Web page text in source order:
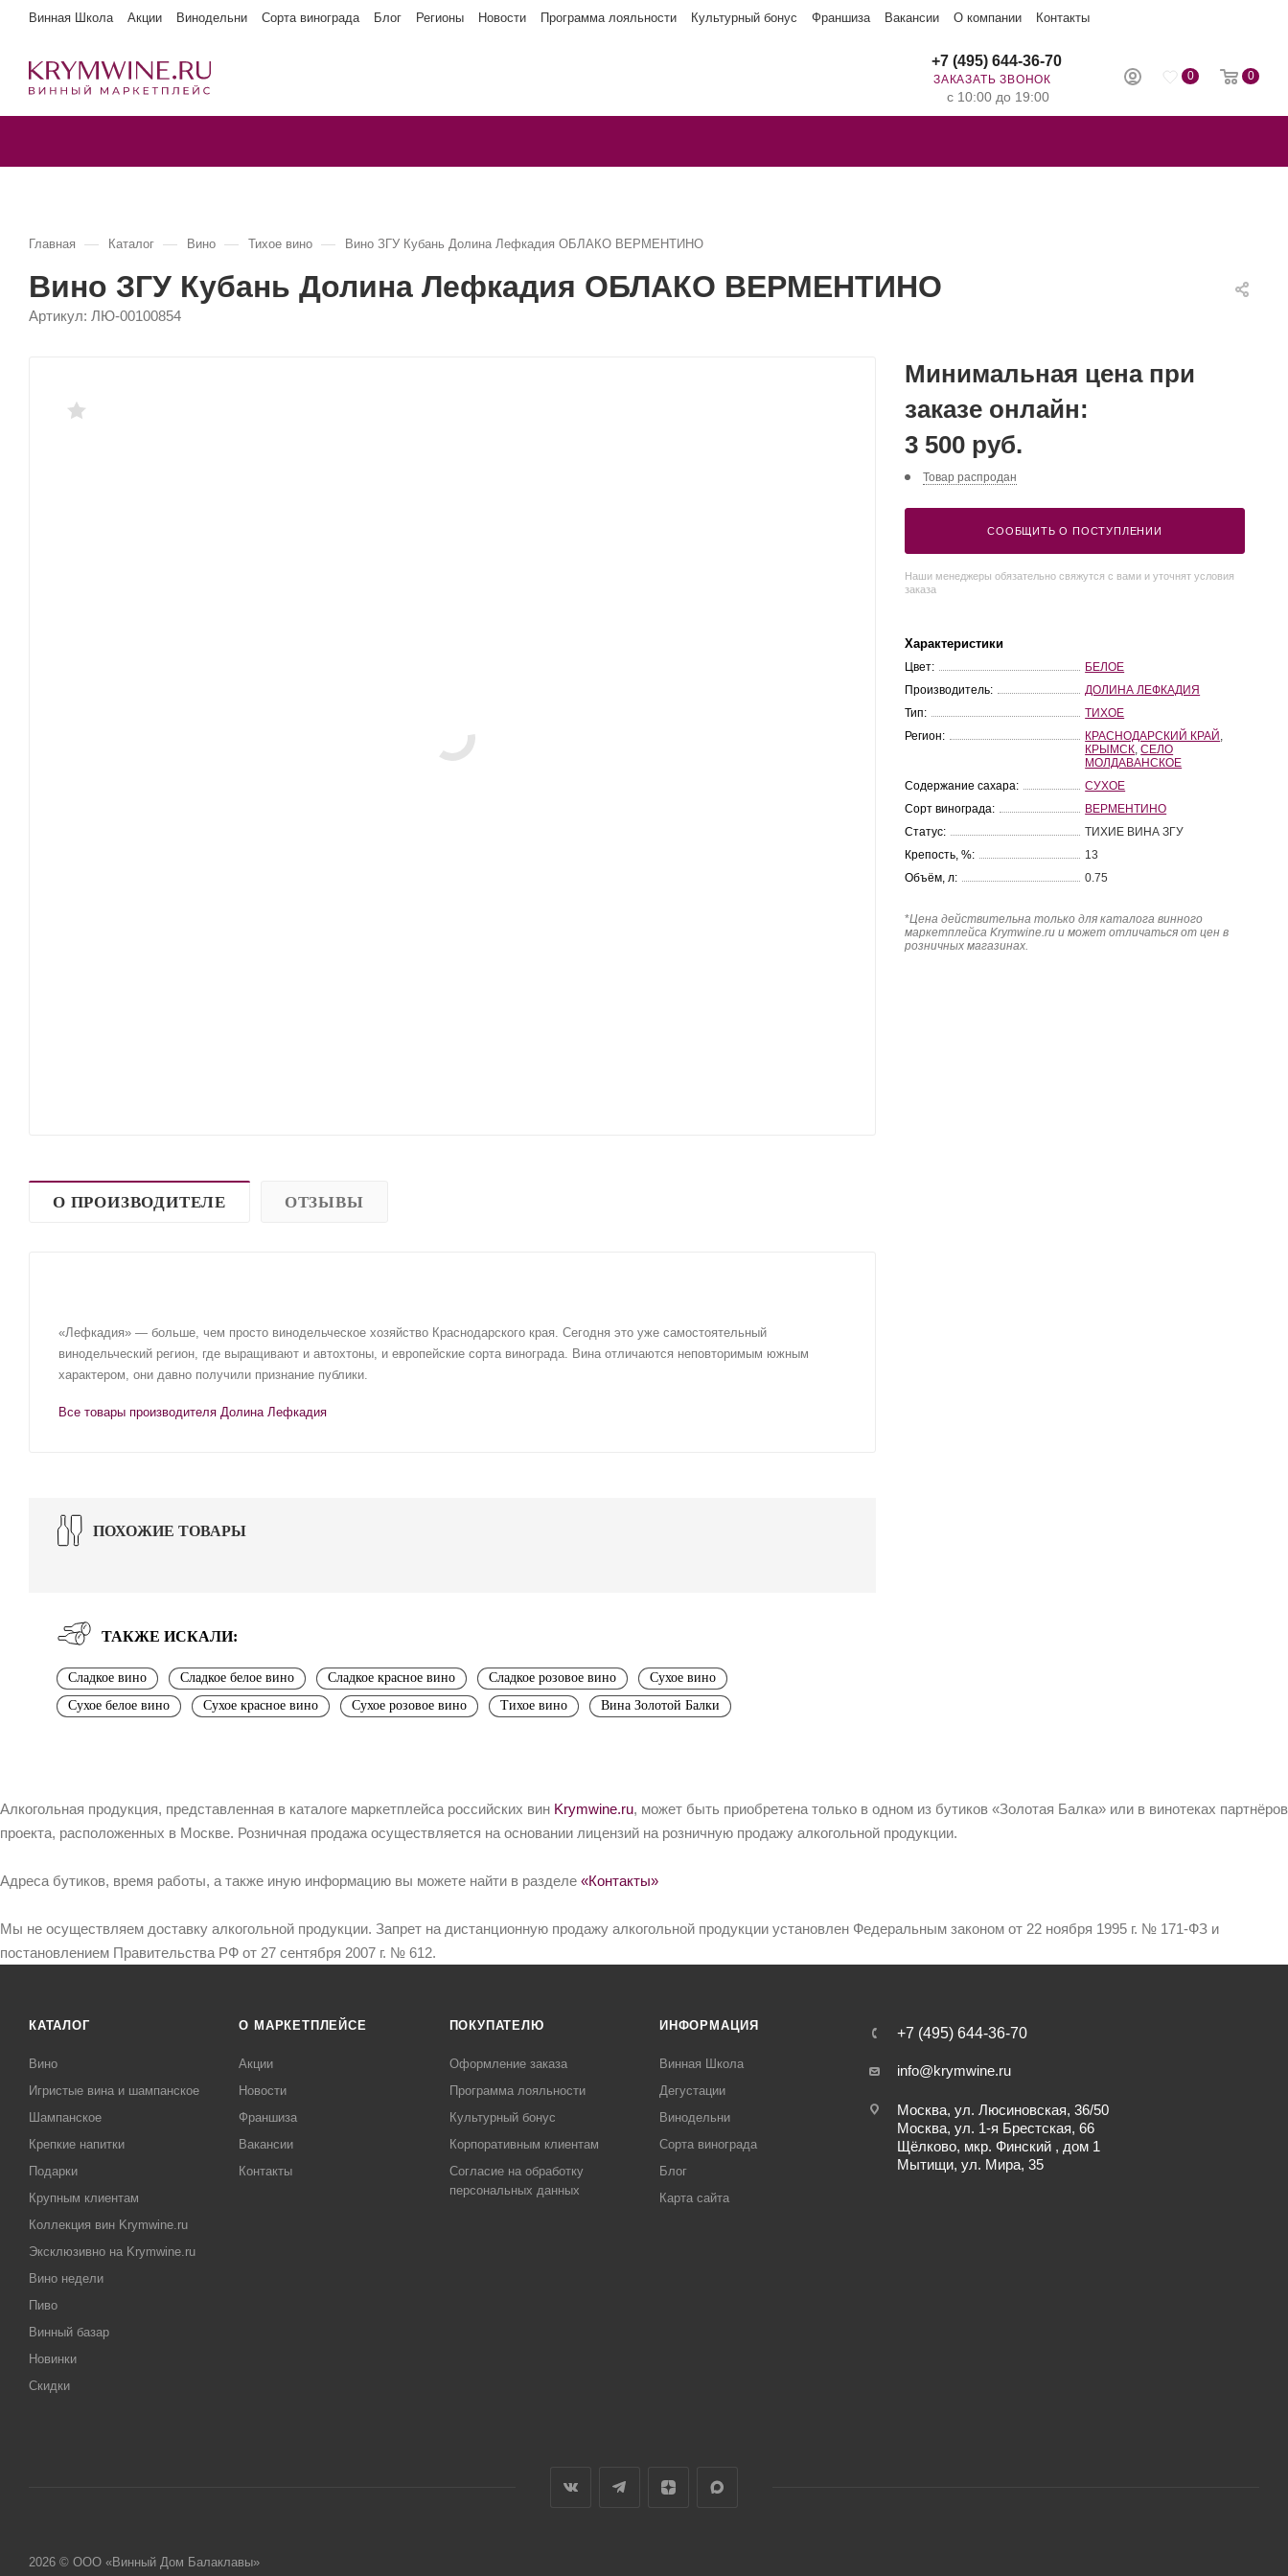
Винная Школа Акции Винодельни Сорта винограда Блог Регионы Новости Программа лояльности Культурный бонус Франшиза Вакансии О компании Контакты
0 0
+7 (495) 644-36-70
ЗАКАЗАТЬ ЗВОНОК
с 10:00 до 19:00
Главная — Каталог — Вино — Тихое вино — Вино ЗГУ Кубань Долина Лефкадия ОБЛАКО ВЕРМЕНТИНО
Вино ЗГУ Кубань Долина Лефкадия ОБЛАКО ВЕРМЕНТИНО
Артикул: ЛЮ-00100854
О ПРОИЗВОДИТЕЛЕ ОТЗЫВЫ
«Лефкадия» — больше, чем просто винодельческое хозяйство Краснодарского края. Сегодня это уже самостоятельный
винодельческий регион, где выращивают и автохтоны, и европейские сорта винограда. Вина отличаются неповторимым южным
характером, они давно получили признание публики.
Все товары производителя Долина Лефкадия
ПОХОЖИЕ ТОВАРЫ
ТАКЖЕ ИСКАЛИ:
Сладкое вино Сладкое белое вино Сладкое красное вино Сладкое розовое вино
Сухое вино
Сухое белое вино
Сухое красное вино Сухое розовое вино Тихое вино Вина Золотой Балки
Минимальная цена при
заказе онлайн:
3 500 руб.
Товар распродан
СООБЩИТЬ О ПОСТУПЛЕНИИ
Наши менеджеры обязательно свяжутся с вами и уточнят условия
заказа
Характеристики
Цвет:
БЕЛОЕ
Производитель:
ДОЛИНА ЛЕФКАДИЯ
Тип:
ТИХОЕ
Регион:
КРАСНОДАРСКИЙ КРАЙ
КРЫМСК ,СЕЛО
МОЛДАВАНСКОЕ
Содержание сахара:
СУХОЕ
Сорт винограда:
ВЕРМЕНТИНО
Статус:
ТИХИЕ ВИНА ЗГУ
Крепость, %:
13
Объём, л:
0.75
*Цена действительна только для каталога винного
маркетплейса Krymwine.ru и может отличаться от цен в
розничных магазинах.
Алкогольная продукция, представленная в каталоге маркетплейса российских вин Krymwine.ru, может быть приобретена только в одном из бутиков «Золотая Балка» или в винотеках партнёров
проекта, расположенных в Москве. Розничная продажа осуществляется на основании лицензий на розничную продажу алкогольной продукции.
Адреса бутиков, время работы, а также иную информацию вы можете найти в разделе «Контакты»
Мы не осуществляем доставку алкогольной продукции. Запрет на дистанционную продажу алкогольной продукции установлен Федеральным законом от 22 ноября 1995 г. № 171-ФЗ и
постановлением Правительства РФ от 27 сентября 2007 г. № 612.
КАТАЛОГ
Вино
Игристые вина и шампанское
Шампанское
Крепкие напитки
Подарки
Крупным клиентам
Коллекция вин Krymwine.ru
Эксклюзивно на Krymwine.ru
Вино недели
Пиво
Винный базар
Новинки
Скидки
О МАРКЕТПЛЕЙСЕ
Акции
Новости
Франшиза
Вакансии
Контакты
ПОКУПАТЕЛЮ
Оформление заказа
Программа лояльности
Культурный бонус
Корпоративным клиентам
Согласие на обработку
персональных данных
ИНФОРМАЦИЯ
Винная Школа
Дегустации
Винодельни
Сорта винограда
Блог
Карта сайта
+7 (495) 644-36-70
info@krymwine.ru
Москва, ул. Люсиновская, 36/50
Москва, ул. 1-я Брестская, 66
Щёлково, мкр. Финский , дом 1
Мытищи, ул. Мира, 35
2026 © ООО «Винный Дом Балаклавы»